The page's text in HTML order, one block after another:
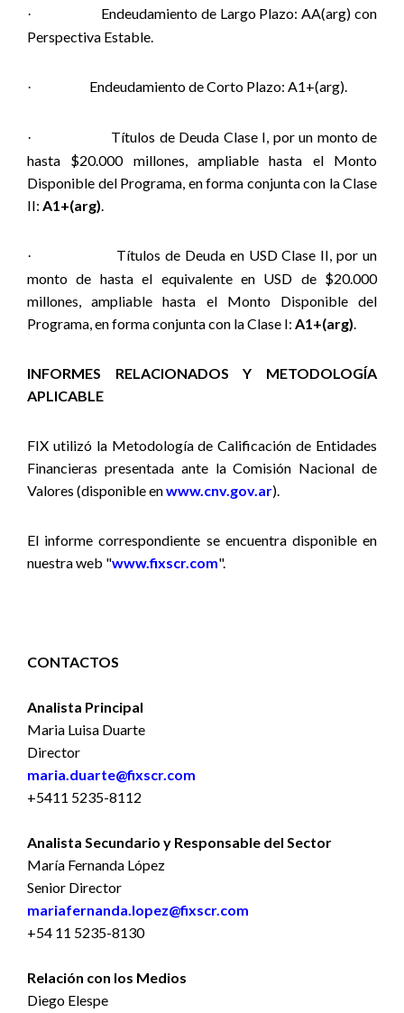
·
Endeudamiento de Largo Plazo: AA(arg) con
Perspectiva Estable.
· Endeudamiento de Corto Plazo: A1+(arg).
·
Títulos de Deuda Clase I, por un monto de
hasta $20.000 millones, ampliable hasta el Monto
Disponible del Programa, en forma conjunta con la Clase
II: A1+(arg).
·
Títulos de Deuda en USD Clase II, por un
monto de hasta el equivalente en USD de $20.000
millones, ampliable hasta el Monto Disponible del
Programa, en forma conjunta con la Clase I: A1+(arg).
INFORMES RELACIONADOS Y METODOLOGÍA
APLICABLE
FIX utilizó la Metodología de Calificación de Entidades
Financieras presentada ante la Comisión Nacional de
Valores (disponible enwww.cnv.gov.ar).
El informe correspondiente se encuentra disponible en
nuestra web "www.fixscr.com".
CONTACTOS
Analista Principal
Maria Luisa Duarte
Director
maria.duarte@fixscr.com
+5411 5235-8112
Analista Secundario y Responsable del Sector
María Fernanda López
Senior Director
mariafernanda.lopez@fixscr.com
+54 11 5235-8130
Relación con los Medios
Diego Elespe